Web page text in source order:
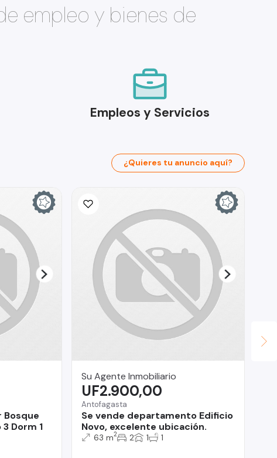
empleo y bienes de
Empleos y Servicios
¿Quieres tu anuncio aquí?
Bosque
Dorm 1
Su Agente Inmobiliario
Antofagasta
Se vende departamento Edificio
Novo, excelente ubicación.
UF2.900,00
63 m2 2 1 1